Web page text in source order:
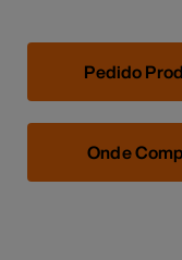
Pedido
Onde